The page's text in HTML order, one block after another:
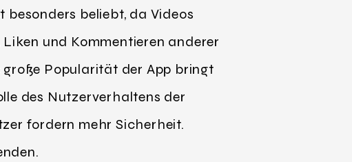
beliebt, da Videos
und Kommentieren anderer
Popularität der App bringt
des Nutzerverhaltens der
fordern mehr Sicherheit.